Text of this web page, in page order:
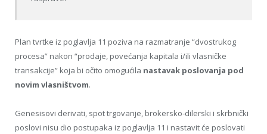
Plan tvrtke iz poglavlja 11 poziva na razmatranje “dvostrukog
procesa” nakon “prodaje, povećanja kapitala i/ili vlasničke
transakcije” koja bi očito omogućila nastavak poslovanja pod
novim vlasništvom.
Genesisovi derivati, spot trgovanje, brokersko-dilerski i skrbnički
poslovi nisu dio postupaka iz poglavlja 11 i nastavit će poslovati